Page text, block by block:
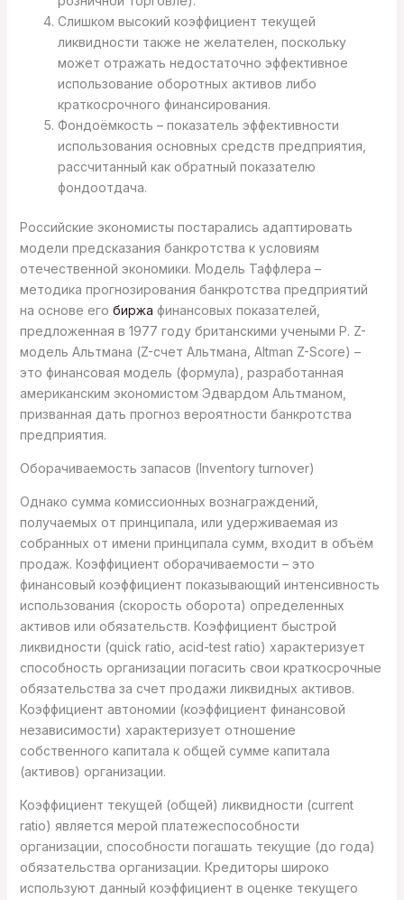
Слишком высокий коэффициент текущей
ликвидности также не желателен, поскольку
может отражать недостаточно эффективное
использование оборотных активов либо
краткосрочного финансирования.
Фондоёмкость – показатель эффективности
использования основных средств предприятия,
рассчитанный как обратный показателю
фондоотдача.
Российские экономисты постарались адаптировать
модели предсказания банкротства к условиям
отечественной экономики. Модель Таффлера –
методика прогнозирования банкротства предприятий
на основе его биржа финансовых показателей,
предложенная в 1977 году британскими учеными Р. Z-
модель Альтмана (Z-счет Альтмана, Altman Z-Score) –
это финансовая модель (формула), разработанная
американским экономистом Эдвардом Альтманом,
призванная дать прогноз вероятности банкротства
предприятия.
Оборачиваемость запасов (Inventory turnover)
Однако сумма комиссионных вознаграждений,
получаемых от принципала, или удерживаемая из
собранных от имени принципала сумм, входит в объём
продаж. Коэффициент оборачиваемости – это
финансовый коэффициент показывающий интенсивность
использования (скорость оборота) определенных
активов или обязательств. Коэффициент быстрой
ликвидности (quick ratio, acid-test ratio) характеризует
способность организации погасить свои краткосрочные
обязательства за счет продажи ликвидных активов.
Коэффициент автономии (коэффициент финансовой
независимости) характеризует отношение
собственного капитала к общей сумме капитала
(активов) организации.
Коэффициент текущей (общей) ликвидности (current
ratio) является мерой платежеспособности
организации, способности погашать текущие (до года)
обязательства организации. Кредиторы широко
используют данный коэффициент в оценке текущего